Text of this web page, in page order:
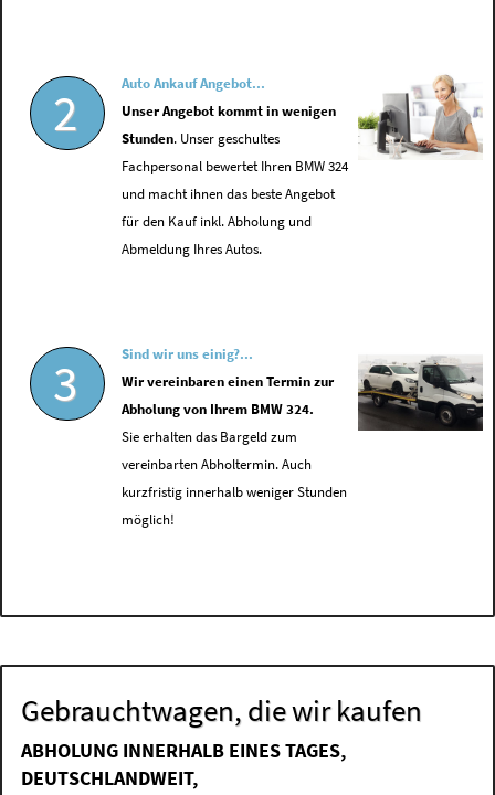
2
Auto Ankauf Angebot...
Unser Angebot kommt in wenigen
Stunden. Unser geschultes
Fachpersonal bewertet Ihren BMW 324
und macht ihnen das beste Angebot
für den Kauf inkl. Abholung und
Abmeldung Ihres Autos.
3
Sind wir uns einig?...
Wir vereinbaren einen Termin zur
Abholung von Ihrem BMW 324.
Sie erhalten das Bargeld zum
vereinbarten Abholtermin. Auch
kurzfristig innerhalb weniger Stunden
möglich!
Gebrauchtwagen, die wir kaufen
ABHOLUNG INNERHALB EINES TAGES,
DEUTSCHLANDWEIT,